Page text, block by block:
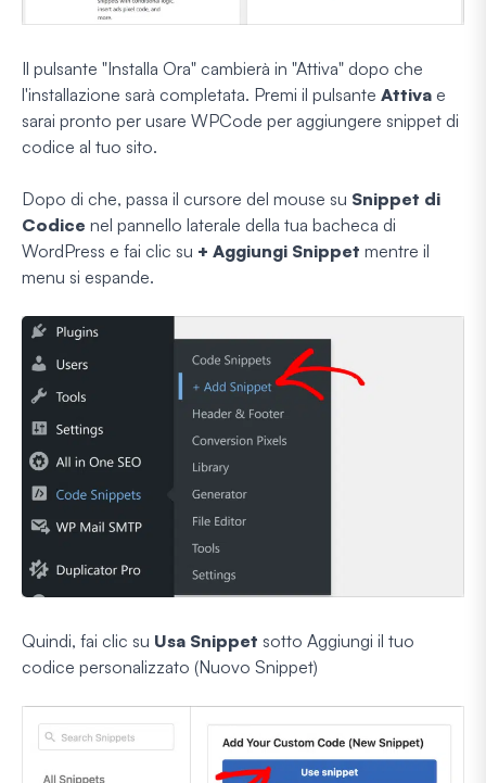
Il pulsante "Installa Ora" cambierà in "Attiva" dopo che
l'installazione sarà completata. Premi il pulsante Attiva e
sarai pronto per usare WPCode per aggiungere snippet di
codice al tuo sito.
Dopo di che, passa il cursore del mouse su Snippet di
Codice nel pannello laterale della tua bacheca di
WordPress e fai clic su + Aggiungi Snippet mentre il
menu si espande.
Quindi, fai clic su Usa Snippet sotto Aggiungi il tuo
codice personalizzato (Nuovo Snippet)